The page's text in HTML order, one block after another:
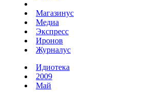
Магазинус
Медиа
Экспресс
Иронов
Журналус
Идиотека
2009
Май